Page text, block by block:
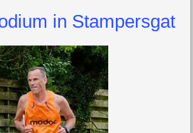
in Stampersgat